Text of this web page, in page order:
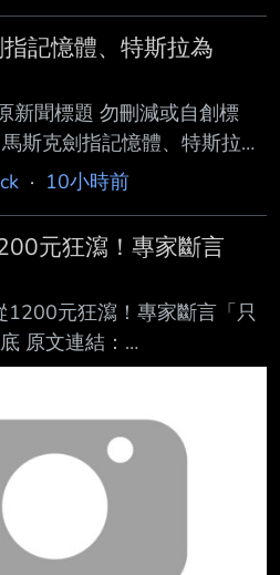
記憶體、特斯拉為
新聞標題 勿刪減或自創標
斯克劍指記憶體、特斯拉為
才 原文標題： 請勿刪減或
請用縮網址，連結不能點
分。
2bx2axum 發布時間： 請勿
布日期 2026 年 08 月 07
作者 MoneyDJ 原文內容：
· 10小時前
元狂瀉！專家斷言
1200元狂瀉！專家斷言「只
原文連結：
news/1885776 發布時
： 一名網友日前透露，花
到400萬後，再貸600萬，
全 買在高點，其中最慘的
。由於國巨近來從高點1200
不 少買到高點的投資人叫